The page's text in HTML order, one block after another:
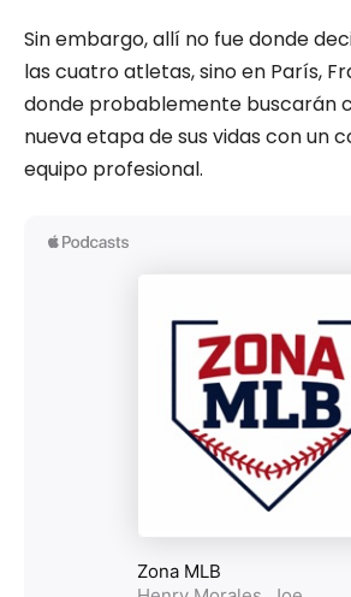
Sin embargo, allí no fue donde
las cuatro atletas, sino en París,
donde probablemente buscarán
nueva etapa de sus vidas con un
equipo profesional.